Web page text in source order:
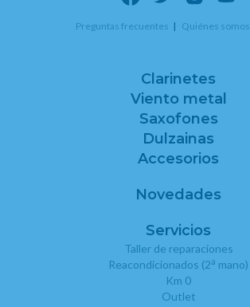
Preguntas frecuentes Quiénes somos
Clarinetes
Viento metal
Saxofones
Dulzainas
Accesorios
Novedades
Servicios
Taller de reparaciones
Reacondicionados (2a mano)
Km 0
Outlet